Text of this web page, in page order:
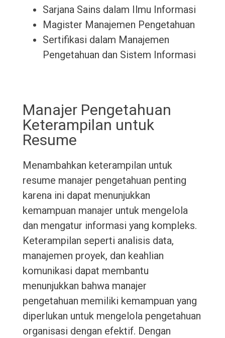
Sarjana Sains dalam Ilmu Informasi
Magister Manajemen Pengetahuan
Sertifikasi dalam Manajemen
Pengetahuan dan Sistem Informasi
Manajer Pengetahuan
Keterampilan untuk
Resume
Menambahkan keterampilan untuk
resume manajer pengetahuan penting
karena ini dapat menunjukkan
kemampuan manajer untuk mengelola
dan mengatur informasi yang kompleks.
Keterampilan seperti analisis data,
manajemen proyek, dan keahlian
komunikasi dapat membantu
menunjukkan bahwa manajer
pengetahuan memiliki kemampuan yang
diperlukan untuk mengelola pengetahuan
organisasi dengan efektif. Dengan